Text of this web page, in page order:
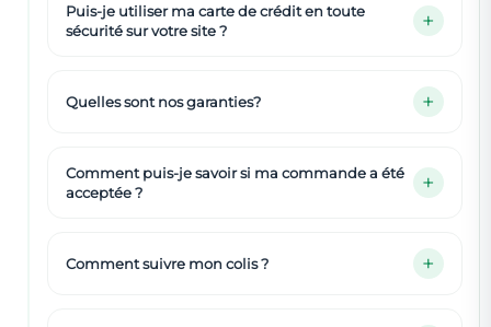
Puis-je utiliser ma carte de crédit en toute
sécurité sur votre site ?
Quelles sont nos garanties?
Comment puis-je savoir si ma commande a été
acceptée ?
Comment suivre mon colis ?